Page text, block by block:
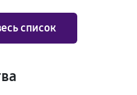
список